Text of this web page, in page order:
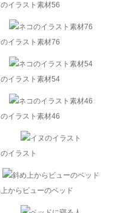
イラスト素材56
イラスト素材76
イラスト素材54
イラスト素材46
イラスト
からビューのベッド